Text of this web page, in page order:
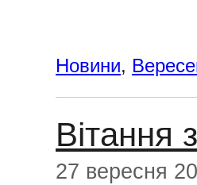
Новини,
27 вересня